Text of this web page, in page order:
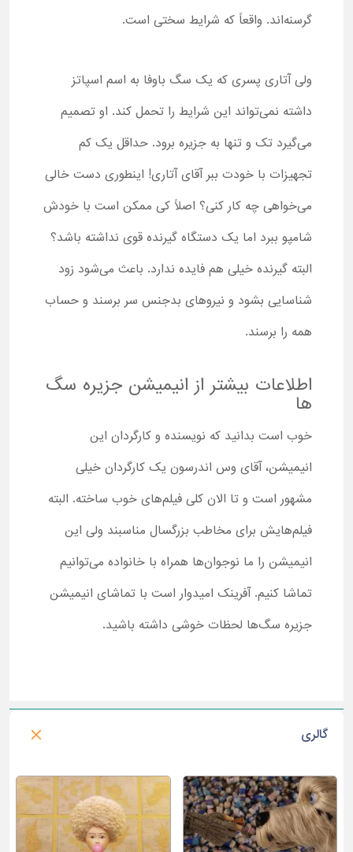
گرسنه‌اند. واقعاً که شرایط سختی است.
ولی آتاری پسری که یک سگ باوفا به اسم اسپاتز
داشته نمی‌تواند این شرایط را تحمل کند. او تصمیم
می‌گیرد تک و تنها به جزیره برود. حداقل یک کم
تجهیزات با خودت ببر آقای آتاری! اینطوری دست خالی
می‌خواهی چه کار کنی؟ اصلاً کی ممکن است با خودش
شامپو ببرد اما یک دستگاه گیرنده قوی نداشته باشد؟
البته گیرنده خیلی هم فایده ندارد. باعث می‌شود زود
شناسایی بشود و نیروهای بدجنس سر برسند و حساب
همه را برسند.
اطلاعات بیشتر از انیمیشن جزیره سگ
ها
خوب است بدانید که نویسنده و کارگردان این
انیمیشن، آقای وس اندرسون یک کارگردان خیلی
مشهور است و تا الان کلی فیلم‌های خوب ساخته. البته
فیلم‌هایش برای مخاطب بزرگسال مناسبند ولی این
انیمیشن را ما نوجوان‌ها همراه با خانواده می‌توانیم
تماشا کنیم. آفرینک امیدوار است با تماشای انیمیشن
جزیره سگ‌ها لحظات خوشی داشته باشید.
گالری